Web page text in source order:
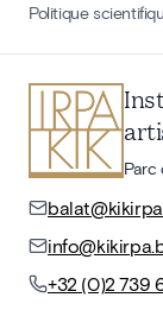
Politique
Parc
+32 (0)2 739